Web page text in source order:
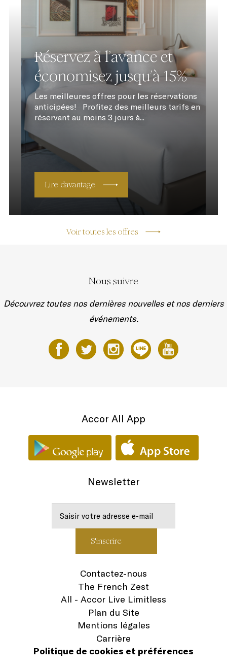
Réservez à l’avance et
économisez jusqu’à 15%
Les meilleures offres pour les réservations
anticipées! Profitez des meilleurs tarifs en
réservant au moins 3 jours à...
Lire davantage
Voir toutes les offres
Nous suivre
Découvrez toutes nos dernières nouvelles et nos derniers
événements.
Accor All App
Newsletter
Contactez-nous
The French Zest
All - Accor Live Limitless
Plan du Site
Mentions légales
Carrière
Politique de cookies et préférences